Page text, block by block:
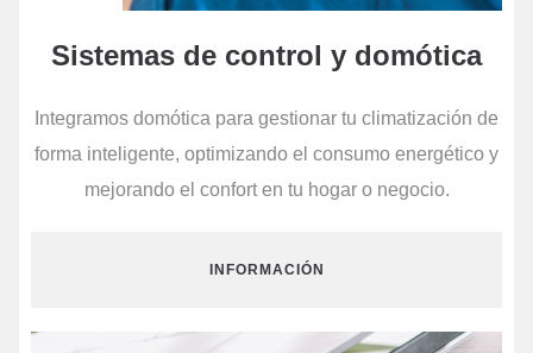
Sistemas de control y domótica
Integramos domótica para gestionar tu climatización de
forma inteligente, optimizando el consumo energético y
mejorando el confort en tu hogar o negocio.
INFORMACIÓN